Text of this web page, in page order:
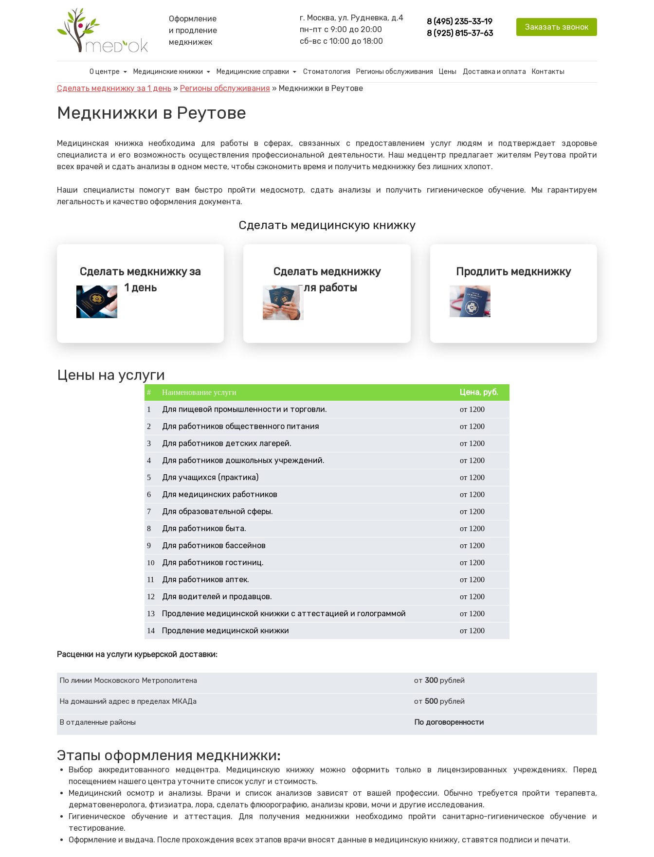
Оформление
и продление
медкнижек
г. Москва, ул. Рудневка, д.4
пн-пт с 9:00 до 20:00
сб-вс с 10:00 до 18:00
8 (495) 235-33-19
8 (925) 815-37-63
Заказать звонок
О центре Медицинские книжки Медицинские справки Стоматология Регионы обслуживания Цены Доставка и оплата Контакты
Сделать медкнижку за 1 день » Регионы обслуживания » Медкнижки в Реутове
Медкнижки в Реутове
Медицинская книжка необходима для работы в сферах, связанных с предоставлением услуг людям и подтверждает здоровье
специалиста и его возможность осуществления профессиональной деятельности. Наш медцентр предлагает жителям Реутова пройти
всех врачей и сдать анализы в одном месте, чтобы сэкономить время и получить медкнижку без лишних хлопот.
Наши специалисты помогут вам быстро пройти медосмотр, сдать анализы и получить гигиеническое обучение. Мы гарантируем
легальность и качество оформления документа.
Сделать медицинскую книжку
Сделать медкнижку за
1 день
Сделать медкнижку
для работы
Продлить медкнижку
Цены на услуги
# Наименование услуги Цена, руб.
1 Для пищевой промышленности и торговли. от 1200
2 Для работников общественного питания от 1200
3 Для работников детских лагерей. от 1200
4 Для работников дошкольных учреждений. от 1200
5 Для учащихся (практика) от 1200
6 Для медицинских работников от 1200
7 Для образовательной сферы. от 1200
8 Для работников быта. от 1200
9 Для работников бассейнов от 1200
10 Для работников гостиниц. от 1200
11 Для работников аптек. от 1200
12 Для водителей и продавцов. от 1200
13 Продление медицинской книжки с аттестацией и голограммой от 1200
14 Продление медицинской книжки от 1200
Расценки на услуги курьерской доставки:
По линии Московского Метрополитена от 300 рублей
На домашний адрес в пределах МКАДа от 500 рублей
В отдаленные районы По договоренности
Этапы оформления медкнижки:
Выбор аккредитованного медцентра. Медицинскую книжку можно оформить только в лицензированных учреждениях. Перед
посещением нашего центра уточните список услуг и стоимость.
Медицинский осмотр и анализы. Врачи и список анализов зависят от вашей профессии. Обычно требуется пройти терапевта,
дерматовенеролога, фтизиатра, лора, сделать флюорографию, анализы крови, мочи и другие исследования.
Гигиеническое обучение и аттестация. Для получения медкнижки необходимо пройти санитарно-гигиеническое обучение и
тестирование.
Оформление и выдача. После прохождения всех этапов врачи вносят данные в медицинскую книжку, ставятся подписи и печати.